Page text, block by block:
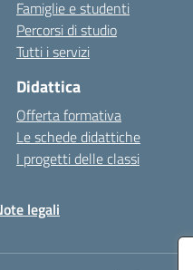
Famiglie e studenti
Percorsi di studio
Tutti i servizi
Didattica
Offerta formativa
Le schede didattiche
I progetti delle classi
legali